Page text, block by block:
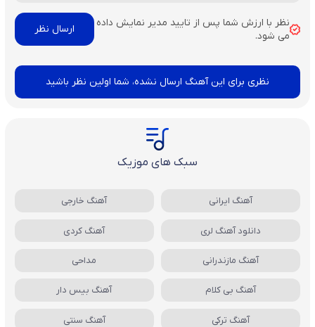
نظر با ارزش شما پس از تایید مدیر نمایش داده
می شود.
نظری برای این آهنگ ارسال نشده، شما اولین نظر باشید
سبک های موزیک
آهنگ ایرانی آهنگ خارجی
دانلود آهنگ لری آهنگ کردی
آهنگ مازندرانی مداحی
آهنگ بی کلام آهنگ بیس دار
آهنگ ترکی آهنگ سنتی